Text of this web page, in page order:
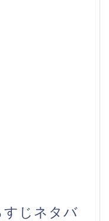
すじネタバ